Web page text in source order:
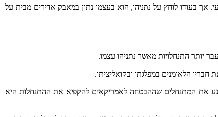
אך בעודו לוחץ על נתניהו, הוא בעצמו נתון במאבק אדירים מבית על
יותר התנחלויות מאשר נתניהו עצמו.
הלאומנים במפלגתו ובקואליציתו.
את המתנחלים שההבטחה לאמריקאים להקפיא את ההתנחלות היא